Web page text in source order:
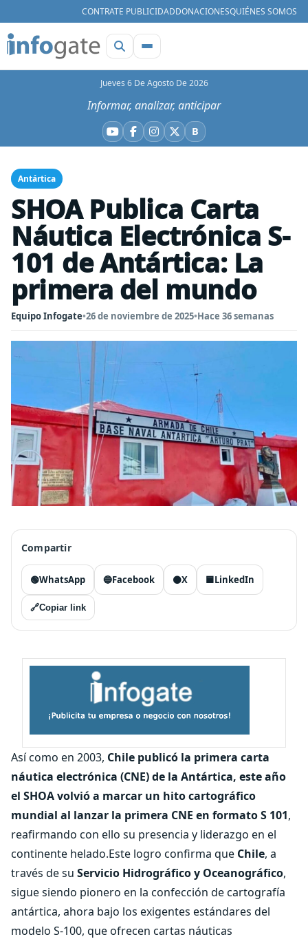
CONTRATE PUBLICIDADDONACIONESQUIÉNES SOMOS
Jueves 6 De Agosto De 2026
Informar, analizar, anticipar
YouTube
Facebook
Instagram
X BBluesky
Antártica
SHOA Publica Carta
Náutica Electrónica S-
101 de Antártica: La
primera del mundo
Equipo Infogate•26 de noviembre de 2025•Hace 36 semanas
Compartir
🟢WhatsApp 🔵Facebook ⚫X 🟦LinkedIn
🔗Copiar link
Así como en 2003, Chile publicó la primera carta
náutica electrónica (CNE) de la Antártica, este año
el SHOA volvió a marcar un hito cartográfico
mundial al lanzar la primera CNE en formato S 101,
reafirmando con ello su presencia y liderazgo en el
continente helado.Este logro confirma que Chile, a
través de su Servicio Hidrográfico y Oceanográfico,
sigue siendo pionero en la confección de cartografía
antártica, ahora bajo los exigentes estándares del
modelo S-100, que ofrecen cartas náuticas